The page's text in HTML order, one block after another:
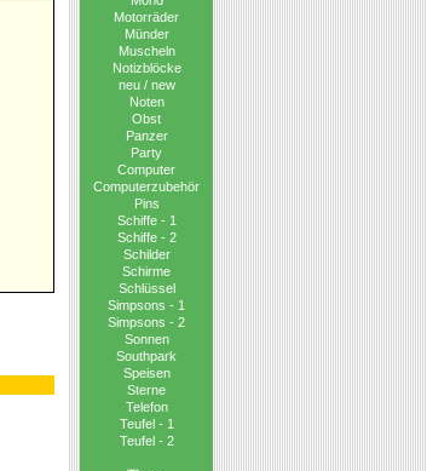
Motorräder
Münder
Muscheln
Notizblöcke
neu / new
Noten
Obst
Panzer
Party
Computer
Computerzubehör
Pins
Schiffe - 1
Schiffe - 2
Schilder
Schirme
Schlüssel
Simpsons - 1
Simpsons - 2
Sonnen
Southpark
Speisen
Sterne
Telefon
Teufel - 1
Teufel - 2